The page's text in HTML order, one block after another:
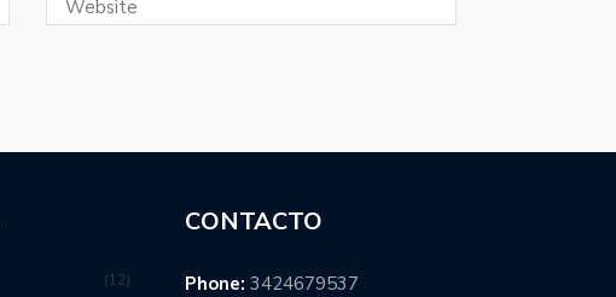
12
CONTACTO
Phone: 3424679537